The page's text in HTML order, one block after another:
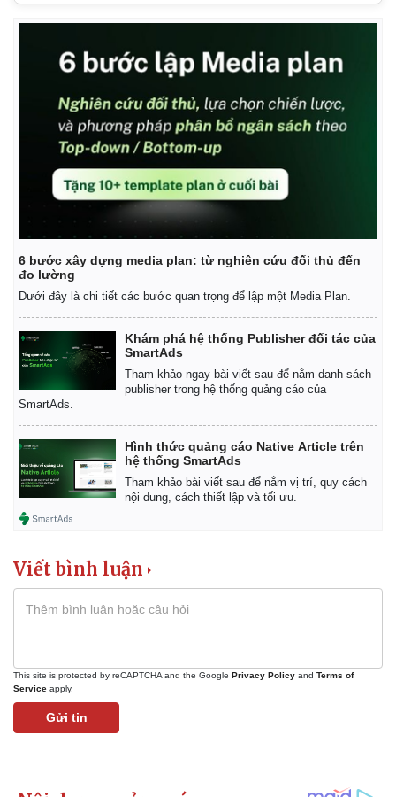
Vụ án
Tin nóng
Tư vấn luật
Vũ khí
Việt Nam
Phân tích
6 bước xây dựng media plan: từ nghiên cứu đối thủ đến
đo lường
Dưới đây là chi tiết các bước quan trọng để lập một Media Plan.
Khám phá hệ thống Publisher đối tác của
SmartAds
Tham khảo ngay bài viết sau để nắm danh sách
publisher trong hệ thống quảng cáo của
SmartAds.
Hình thức quảng cáo Native Article trên
hệ thống SmartAds
Tham khảo bài viết sau để nắm vị trí, quy cách
nội dung, cách thiết lập và tối ưu.
Viết bình luận
This site is protected by reCAPTCHA and the Google Privacy Policy and Terms of
Service apply.
Gửi tin